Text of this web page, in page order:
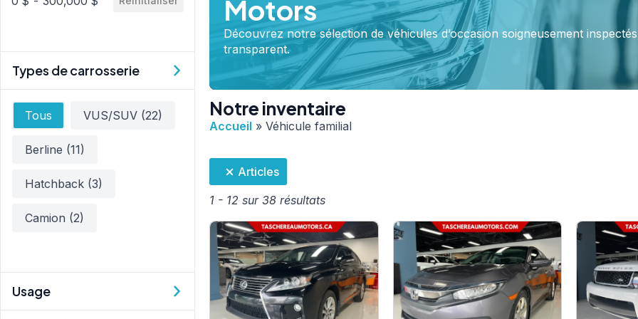
Types de carrosserie
Type
Tous VUS/SUV (22)
Berline (11)
Hatchback (3)
Camion (2)
Usage
Motors
Découvrez notre sélection de véhicules d’occasion soigneusement
transparent.
Notre inventaire
Accueil » Véhicule familial
Articles
1 - 12 sur 38 résultats